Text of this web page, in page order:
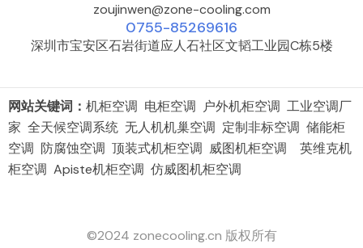
zoujinwen@zone-cooling.com
0755-85269616
深圳市宝安区石岩街道应人石社区文韬工业园C栋5楼
网站关键词： 机柜空调 电柜空调 户外机柜空调 工业空调厂
家 全天候空调系统 无人机机巢空调 定制非标空调 储能柜
空调 防腐蚀空调 顶装式机柜空调 威图机柜空调 英维克机
柜空调 Apiste机柜空调 仿威图机柜空调
©2024 zonecooling.cn 版权所有